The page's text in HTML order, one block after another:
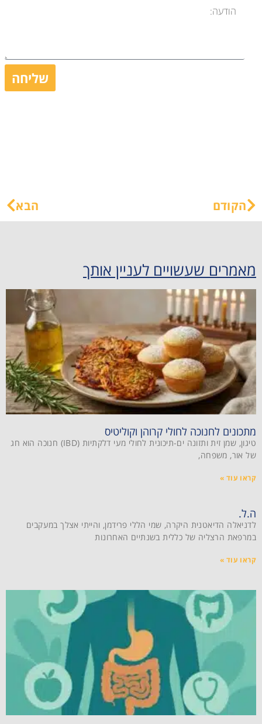
שליחה
הקודם הבא
מאמרים שעשויים לעניין אותך
מתכונים לחנוכה לחולי קרוהן וקוליטיס
טיגון, שמן זית ותזונה ים-תיכונית לחולי מעי דלקתיות (IBD) חנוכה הוא חג
של אור, משפחה,
קראו עוד »
ה.ל.
לדניאלה הדיאטנית היקרה, שמי הללי פרידמן, והייתי אצלך במעקבים
במרפאת הרצליה של כללית בשנתיים האחרונות
קראו עוד »